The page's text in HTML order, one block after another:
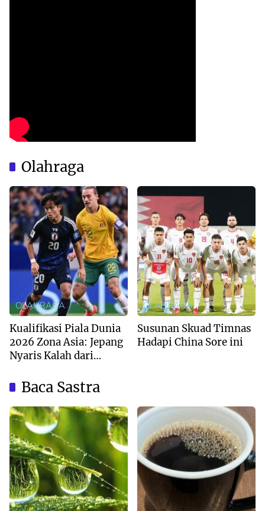
Olahraga
OLAHRAGA
Kualifikasi Piala Dunia
2026 Zona Asia: Jepang
Nyaris Kalah dari
OLAHRAGA
Susunan Skuad Timnas
Hadapi China Sore ini
Baca Sastra